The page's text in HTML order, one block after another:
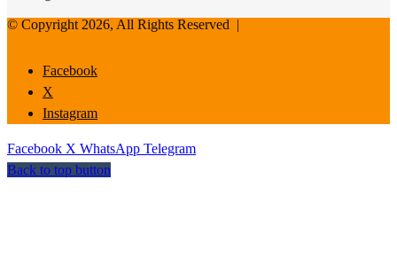
© Copyright 2026, All Rights Reserved |
Facebook
X
Instagram
Facebook X WhatsApp Telegram
Back to top button